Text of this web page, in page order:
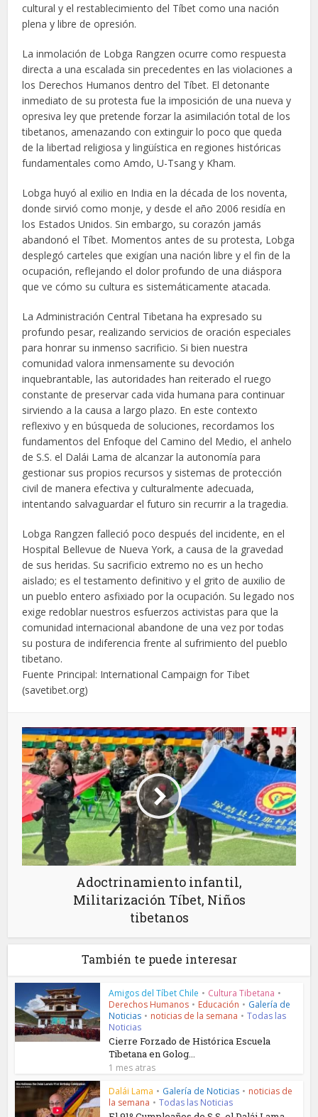
cultural y el restablecimiento del Tíbet como una nación
plena y libre de opresión.
La inmolación de Lobga Rangzen ocurre como respuesta
directa a una escalada sin precedentes en las violaciones a
los Derechos Humanos dentro del Tíbet. El detonante
inmediato de su protesta fue la imposición de una nueva y
opresiva ley que pretende forzar la asimilación total de los
tibetanos, amenazando con extinguir lo poco que queda
de la libertad religiosa y lingüística en regiones históricas
fundamentales como Amdo, U-Tsang y Kham.
Lobga huyó al exilio en India en la década de los noventa,
donde sirvió como monje, y desde el año 2006 residía en
los Estados Unidos. Sin embargo, su corazón jamás
abandonó el Tíbet. Momentos antes de su protesta, Lobga
desplegó carteles que exigían una nación libre y el fin de la
ocupación, reflejando el dolor profundo de una diáspora
que ve cómo su cultura es sistemáticamente atacada.
La Administración Central Tibetana ha expresado su
profundo pesar, realizando servicios de oración especiales
para honrar su inmenso sacrificio. Si bien nuestra
comunidad valora inmensamente su devoción
inquebrantable, las autoridades han reiterado el ruego
constante de preservar cada vida humana para continuar
sirviendo a la causa a largo plazo. En este contexto
reflexivo y en búsqueda de soluciones, recordamos los
fundamentos del Enfoque del Camino del Medio, el anhelo
de S.S. el Dalái Lama de alcanzar la autonomía para
gestionar sus propios recursos y sistemas de protección
civil de manera efectiva y culturalmente adecuada,
intentando salvaguardar el futuro sin recurrir a la tragedia.
Lobga Rangzen falleció poco después del incidente, en el
Hospital Bellevue de Nueva York, a causa de la gravedad
de sus heridas. Su sacrificio extremo no es un hecho
aislado; es el testamento definitivo y el grito de auxilio de
un pueblo entero asfixiado por la ocupación. Su legado nos
exige redoblar nuestros esfuerzos activistas para que la
comunidad internacional abandone de una vez por todas
su postura de indiferencia frente al sufrimiento del pueblo
tibetano.
Fuente Principal: International Campaign for Tibet
(savetibet.org)
Adoctrinamiento infantil,
Militarización Tíbet, Niños
tibetanos
También te puede interesar
Amigos del Tíbet Chile • Cultura Tibetana •
Derechos Humanos • Educación • Galería de
Noticias • noticias de la semana • Todas las
Noticias
Cierre Forzado de Histórica Escuela
Tibetana en Golog...
1 mes atras
Dalái Lama • Galería de Noticias • noticias de
la semana • Todas las Noticias